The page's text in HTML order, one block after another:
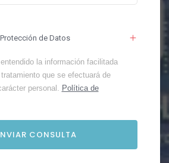
de Datos
la información facilitada
que se efectuará de
personal. Política de